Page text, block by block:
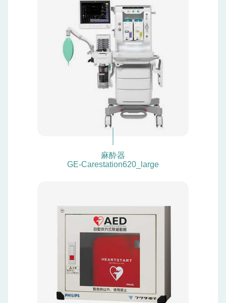
麻酔器
GE-Carestation620_large